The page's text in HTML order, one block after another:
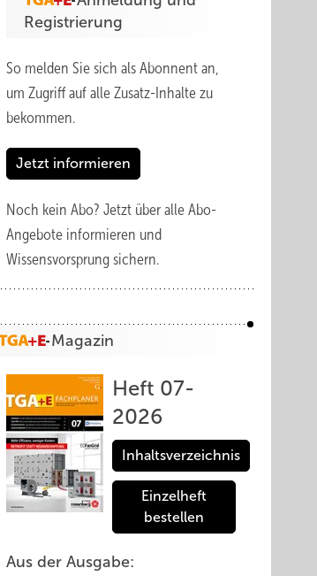
Registrierung
So melden Sie sich als Abonnent an,
um Zugriff auf alle Zusatz-Inhalte zu
bekommen.
Jetzt informieren
Noch kein Abo? Jetzt über alle Abo-
Angebote informieren und
Wissensvorsprung sichern.
Magazin
Heft 07-
2026
Inhaltsverzeichnis
Einzelheft
bestellen
Aus der Ausgabe: